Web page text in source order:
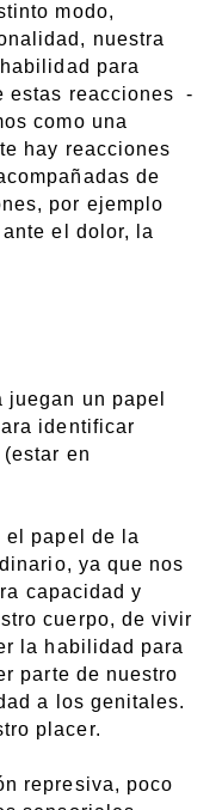
modo,
nuestra
para
estas reacciones -
como una
hay reacciones
de
por ejemplo
el dolor, la
un papel
identificar
en
el papel de la
ya que nos
capacidad y
cuerpo, de vivir
la habilidad para
parte de nuestro
a los genitales.
placer.
represiva, poco